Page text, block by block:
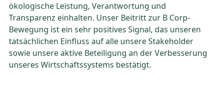
ökologische Leistung, Verantwortung und
Transparenz einhalten. Unser Beitritt zur B Corp-
Bewegung ist ein sehr positives Signal, das unseren
tatsächlichen Einfluss auf alle unsere Stakeholder
sowie unsere aktive Beteiligung an der Verbesserung
unseres Wirtschaftssystems bestätigt.